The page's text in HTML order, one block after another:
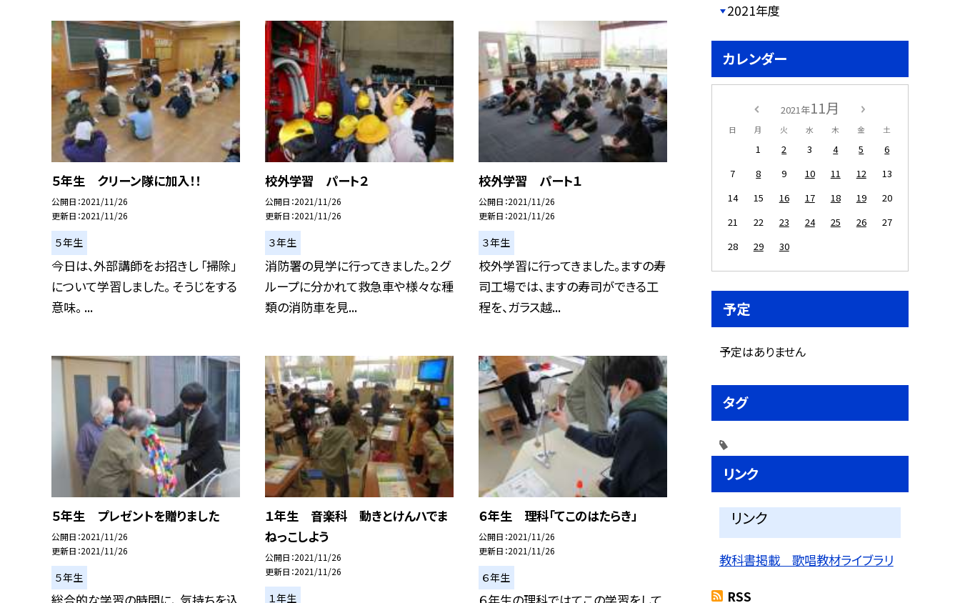
５年生 クリーン隊に加入！！
公開日 2021/11/26
更新日 2021/11/26
５年生
今日は、外部講師をお招きし 「掃除」
について学習しました。 そうじをする
意味。 ...
校外学習 パート２
公開日 2021/11/26
更新日 2021/11/26
３年生
消防署の見学に行ってきました。２グ
ループに分かれて救急車や様々な種
類の消防車を見...
校外学習 パート１
公開日 2021/11/26
更新日 2021/11/26
３年生
校外学習に行ってきました。ますの寿
司工場では、ますの寿司ができる工
程を、ガラス越...
５年生 プレゼントを贈りました
公開日 2021/11/26
更新日 2021/11/26
５年生
１年生 音楽科 動きとけんハでま
ねっこしよう
公開日 2021/11/26
更新日 2021/11/26
１年生
６年生 理科「てこのはたらき」
公開日 2021/11/26
更新日 2021/11/26
６年生
2021年度
カレンダー
2021年11月
日 月 火 水 木 金 土
1 2 3 4 5
6
7
8 9 10 11 12
13
14
15 16 17 18 19
20
21
22 23 24 25 26
27
28
29 30
予定
予定はありません
タグ
リンク
リンク
教科書掲載 歌唱教材ライブラリ
RSS